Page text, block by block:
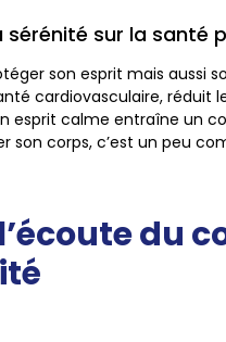
sérénité sur la santé
son esprit mais aussi
cardiovasculaire, réduit
esprit calme entraîne un
son corps, c’est un peu
du